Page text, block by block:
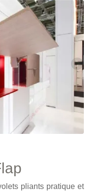
pliants pratique et